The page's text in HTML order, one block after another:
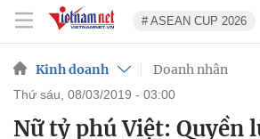
# ASEAN CUP 2026
Kinh doanh Doanh nhân
thứ sáu, 08/03/2019 - 03:00
Nữ tỷ phú Việt: Quyền